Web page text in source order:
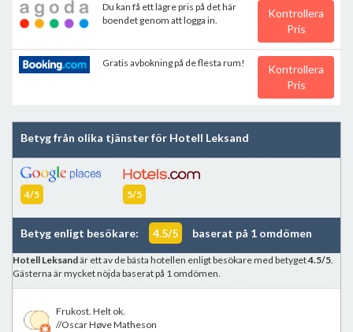
Du kan få ett lägre pris på det här
boendet genom att logga in.
Kontrollera
Pris
Gratis avbokning på de flesta rum!
Kontrollera
Pris
Betyg från olika tjänster för Hotell Leksand
4/5 5/5
Betyg enligt besökare: 4.5/5 baserat på 1 omdömen
Hotell Leksandär ett av de bästa hotellen enligt besökare med betyget4.5/5.
Gästerna är mycket nöjda baserat på 1 omdömen.
Frukost. Helt ok.
//Oscar Høve Matheson